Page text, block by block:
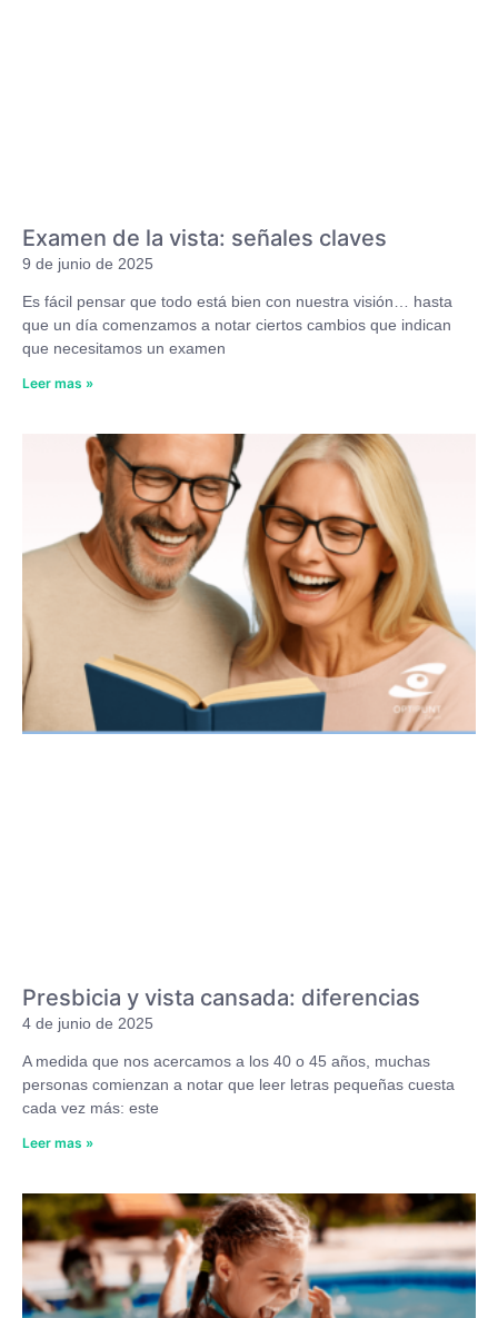
Examen de la vista: señales claves
9 de junio de 2025
Es fácil pensar que todo está bien con nuestra visión… hasta
que un día comenzamos a notar ciertos cambios que indican
que necesitamos un examen
Leer mas »
Presbicia y vista cansada: diferencias
4 de junio de 2025
A medida que nos acercamos a los 40 o 45 años, muchas
personas comienzan a notar que leer letras pequeñas cuesta
cada vez más: este
Leer mas »